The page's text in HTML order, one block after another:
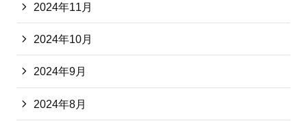
2024年11月
2024年10月
2024年9月
2024年8月